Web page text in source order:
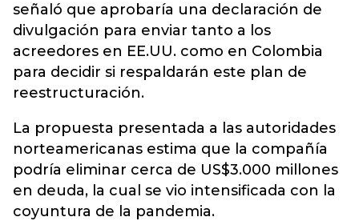
señaló que aprobaría una declaración de
divulgación para enviar tanto a los
acreedores en EE.UU. como en Colombia
para decidir si respaldarán este plan de
reestructuración.
La propuesta presentada a las autoridades
norteamericanas estima que la compañía
podría eliminar cerca de US$3.000 millones
en deuda, la cual se vio intensificada con la
coyuntura de la pandemia.